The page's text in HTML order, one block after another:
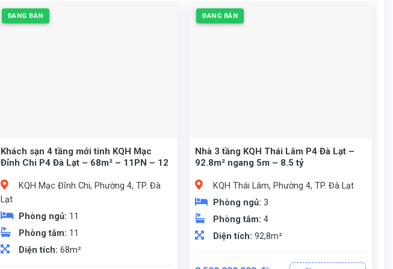
ĐANG BÁN
Khách sạn 4 tầng mới tinh KQH Mạc
Đỉnh Chi P4 Đà Lạt – 68m² – 11PN – 12
KQH Mạc Đĩnh Chi, Phường 4, TP. Đà
Lạt
Phòng ngủ: 11
Phòng tắm: 11
Diện tích: 68m²
ĐANG BÁN
Nhà 3 tầng KQH Thái Lâm P4 Đà Lạt –
92.8m² ngang 5m – 8.5 tỷ
KQH Thái Lâm, Phường 4, TP. Đà Lạt
Phòng ngủ:3
Phòng tắm:4
Diện tích:92,8m²